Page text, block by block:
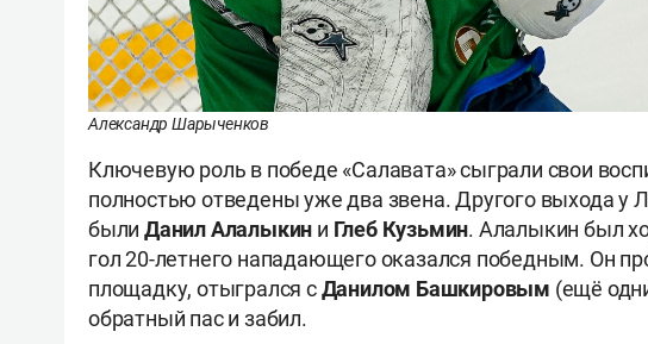
Александр Шарыченков
Ключевую роль в победе «Салавата» сыграли свои
полностью отведены уже два звена. Другого выхода у
были Данил Алалыкин и Глеб Кузьмин. Алалыкин был
гол 20-летнего нападающего оказался победным. Он
площадку, отыгрался сДанилом Башкировым (ещё
обратный пас и забил.